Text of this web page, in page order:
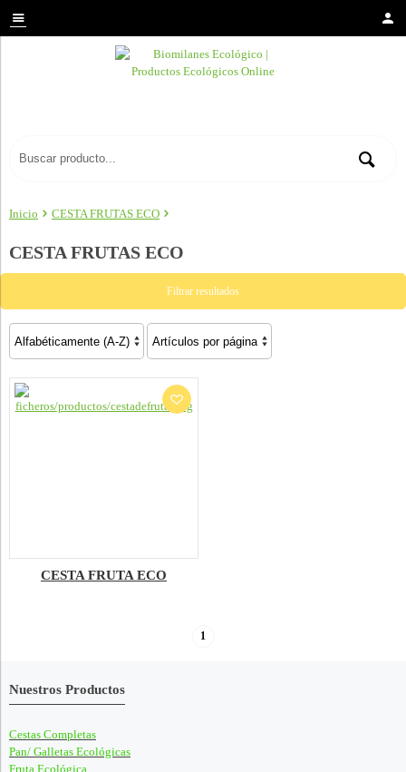
Inicio CESTA FRUTAS ECO
CESTA FRUTAS ECO
Filtrar resultados
CESTA FRUTA ECO
1
Nuestros Productos
Cestas Completas
Pan/ Galletas Ecológicas
Fruta Ecológica